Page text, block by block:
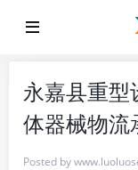
永嘉县重型
体器械物流
Posted by